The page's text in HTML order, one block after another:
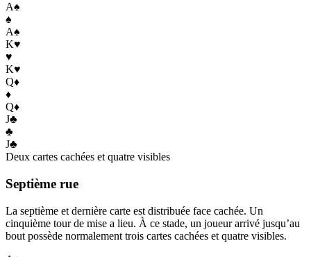
A♠
♠
A♠
K♥
♥
K♥
Q♦
♦
Q♦
J♣
♣
J♣
Deux cartes cachées et quatre visibles
Septième rue
La septième et dernière carte est distribuée face cachée. Un
cinquième tour de mise a lieu. À ce stade, un joueur arrivé jusqu’au
bout possède normalement trois cartes cachées et quatre visibles.